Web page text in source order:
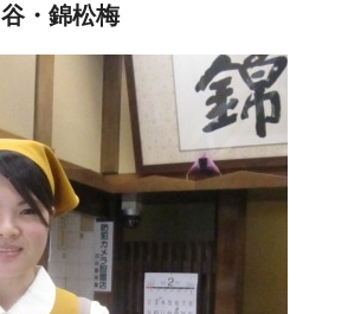
・錦松梅